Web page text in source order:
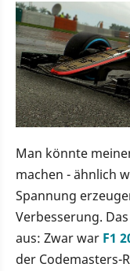
Man könnte
machen - ähnlich
Spannung
Verbesserung.
aus: Zwar war F1
der Codemasters-